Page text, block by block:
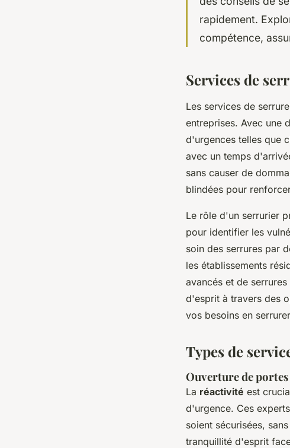
rapidement.
compétence,
Services de
Les services de
entreprises. Avec une
d'urgences telles que
avec un temps
sans causer de
blindées pour
Le rôle d'un serrurier
pour identifier les
soin des serrures par
les établissements
avancés et de
d'esprit à travers des
vos besoins en
Types de
Ouverture de portes
La réactivité est
d'urgence. Ces
soient sécurisées,
tranquillité d'esprit